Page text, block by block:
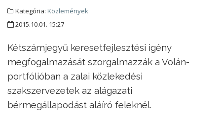
Kategória: Közlemények
2015.10.01. 15:27
Kétszámjegyű keresetfejlesztési igény
megfogalmazását szorgalmazzák a Volán-
portfólióban a zalai közlekedési
szakszervezetek az alágazati
bérmegállapodást aláíró feleknél.